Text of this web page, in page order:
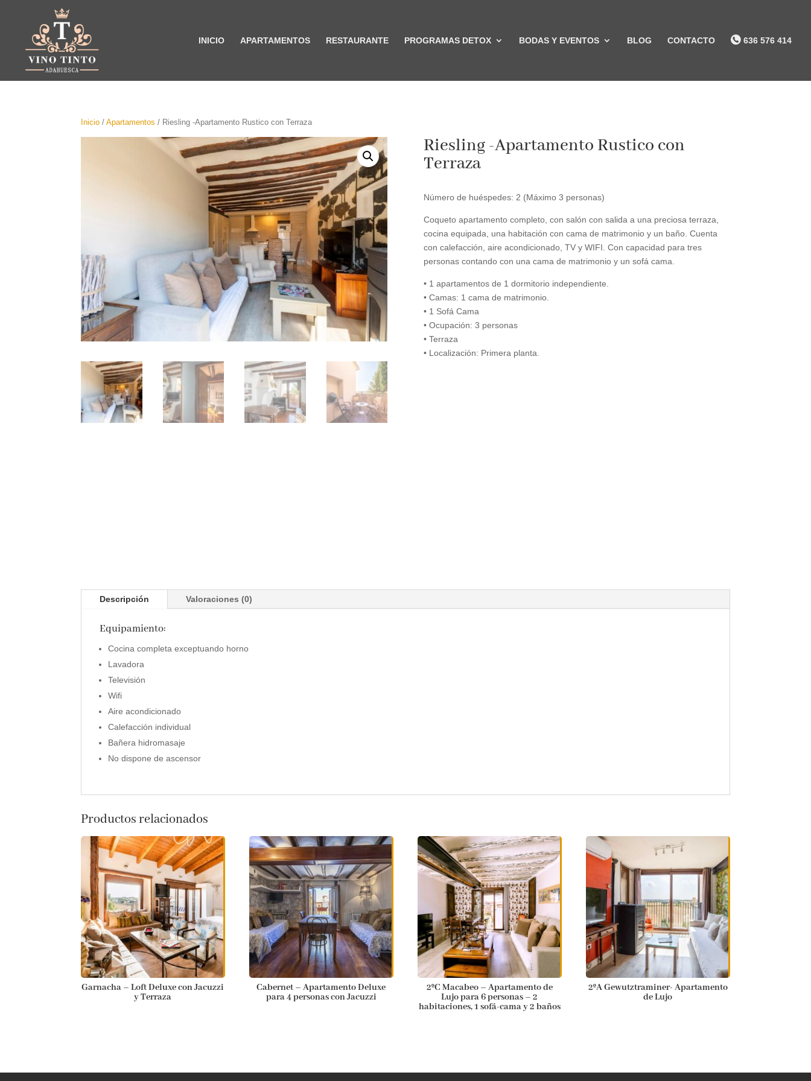
INICIO APARTAMENTOS RESTAURANTE PROGRAMAS DETOX BODAS Y EVENTOS BLOG CONTACTO 636 576 414
Inicio /Apartamentos / Riesling -Apartamento Rustico con Terraza
Riesling -Apartamento Rustico con
Terraza
Número de huéspedes: 2 (Máximo 3 personas)
Coqueto apartamento completo, con salón con salida a una preciosa terraza,
cocina equipada, una habitación con cama de matrimonio y un baño. Cuenta
con calefacción, aire acondicionado, TV y WIFI. Con capacidad para tres
personas contando con una cama de matrimonio y un sofá cama.
• 1 apartamentos de 1 dormitorio independiente.
• Camas: 1 cama de matrimonio.
• 1 Sofá Cama
• Ocupación: 3 personas
• Terraza
• Localización: Primera planta.
Descripción Valoraciones (0)
Equipamiento:
Cocina completa exceptuando horno
Lavadora
Televisión
Wifi
Aire acondicionado
Calefacción individual
Bañera hidromasaje
No dispone de ascensor
Productos relacionados
Garnacha – Loft Deluxe con Jacuzzi
y Terraza
Cabernet – Apartamento Deluxe
para 4 personas con Jacuzzi
2ºC Macabeo – Apartamento de
Lujo para 6 personas – 2
habitaciones, 1 sofá-cama y 2 baños
2ºA Gewutztraminer- Apartamento
de Lujo